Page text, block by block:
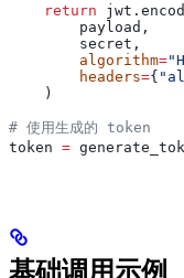
    return
        payload,
        secret,
        algorithm
=
        headers
={
    )
# 使用生成的 token
token =
基础调用示例